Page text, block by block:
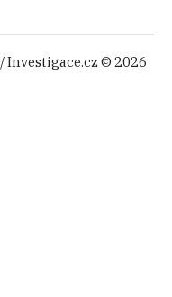
/ Investigace.cz © 2026